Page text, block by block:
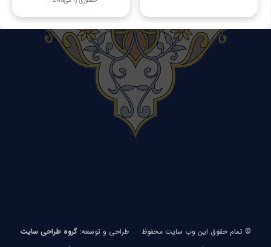
© تمام حقوق این وب سایت محفوظ
طراحی و توسعه: گروه طراحی سایت